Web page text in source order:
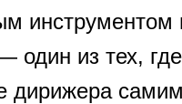
один из тех,
дирижера